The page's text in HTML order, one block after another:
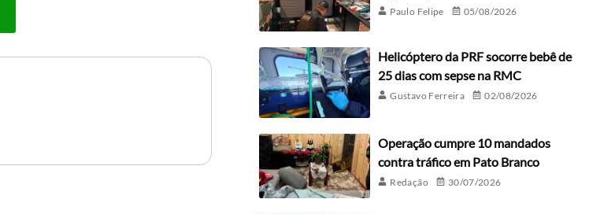
Paulo Felipe 05/08/2026
Helicóptero da PRF socorre bebê de
25 dias com sepse na RMC
Gustavo Ferreira 02/08/2026
Operação cumpre 10 mandados
contra tráfico em Pato Branco
Redação 30/07/2026